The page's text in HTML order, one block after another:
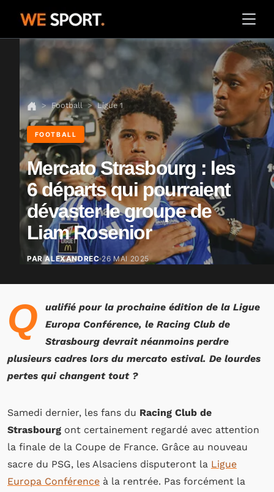
Football Ligue 1
FOOTBALL
Mercato Strasbourg : les
6 départs qui pourraient
dévaster le groupe de
Liam Rosenior
PAR ALEXANDREC 26 MAI 2025
Q
ualifié pour la prochaine édition de la Ligue
Europa Conférence, le Racing Club de
Strasbourg devrait néanmoins perdre
plusieurs cadres lors du mercato estival. De lourdes
pertes qui changent tout ?
Samedi dernier, les fans du Racing Club de
Strasbourg ont certainement regardé avec attention
la finale de la Coupe de France. Grâce au nouveau
sacre du PSG, les Alsaciens disputeront la Ligue
Europa Conférence à la rentrée. Pas forcément la